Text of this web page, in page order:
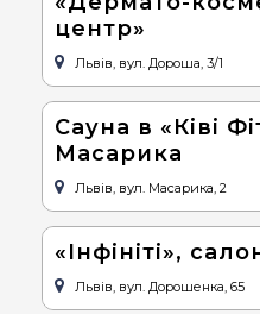
центр»
Львів, вул. Дороша, 3/1
Сауна в «Ківі
Масарика
Львів, вул. Масарика, 2
«Інфініті»,
Львів, вул. Дорошенка, 65